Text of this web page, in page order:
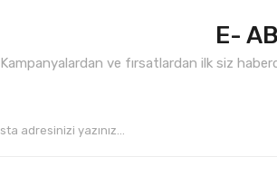
E-
Kampanyalardan ve fırsatlardan ilk siz